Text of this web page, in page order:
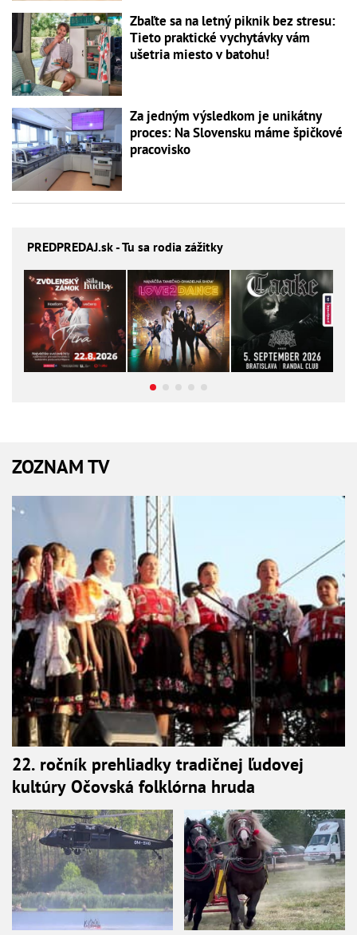
Zbaľte sa na letný piknik bez stresu:
Tieto praktické vychytávky vám
ušetria miesto v batohu!
Za jedným výsledkom je unikátny
proces: Na Slovensku máme špičkové
pracovisko
PREDPREDAJ.sk - Tu sa rodia zážitky
ZOZNAM TV
22. ročník prehliadky tradičnej ľudovej
kultúry Očovská folklórna hruda